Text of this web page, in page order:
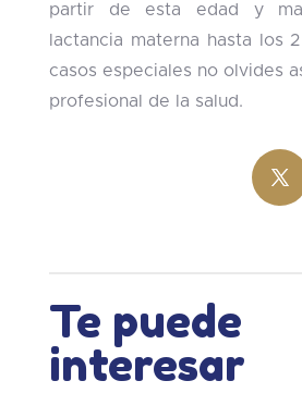
partir de esta edad y
lactancia materna hasta los
casos especiales no olvides
profesional de la salud.
Te puede
interesar